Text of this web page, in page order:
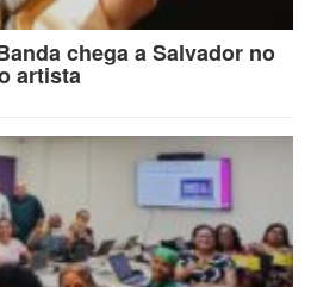
chega a Salvador no
artista